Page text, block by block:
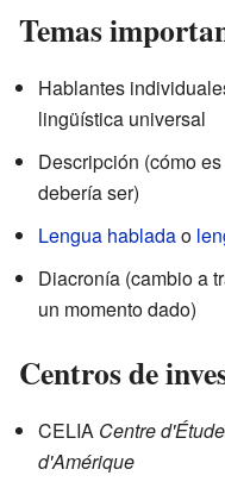
Temas
Hablantes
lingüística universal
Descripción (cómo
debería ser)
Lengua habladao
Diacronía (cambio a
un momento dado)
Centros de
CELIA Centre
d'Amérique